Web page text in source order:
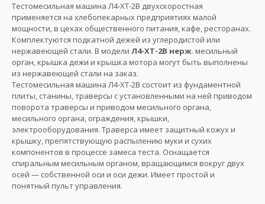
Тестомесильная машина Л4-ХТ-2В двухскоростная
применяется на хлебопекарных предприятиях малой
мощности, в цехах общественного питания, кафе, ресторанах.
Комплектуются подкатной дежей из углеродистой или
нержавеющей стали. В модели Л4-ХТ-2В нерж. месильный
орган, крышка дежи и крышка мотора могут быть выполнены
из нержавеющей стали на заказ.
Тестомесильная машина Л4-ХТ-2В состоит из фундаментной
плиты, станины, траверсы с установленными на ней приводом
поворота траверсы и приводом месильного органа,
месильного органа, ограждения, крышки,
электрооборудования. Траверса имеет защитный кожух и
крышку, препятствующую распылению муки и сухих
компонентов в процессе замеса теста. Оснащается
спиральным месильным органом, вращающимся вокруг двух
осей — собственной оси и оси дежи. Имеет простой и
понятный пульт управления.